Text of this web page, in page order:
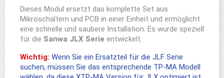
Dieses Modul ersetzt das komplette Set aus
Mikroschaltern und PCB in einer Einheit und ermöglicht
eine schnelle und saubere Installation. Es wurde speziell
für die Sanwa JLX Serie entwickelt.
Wichtig: Wenn Sie ein Ersatzteil für die JLF Serie
suchen, müssen Sie das entsprechende TP-MA Modell